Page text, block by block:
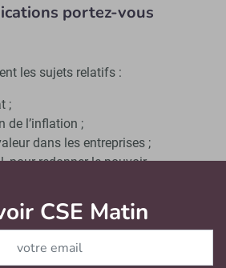
portez-vous
les sujets relatifs :
;
de l’inflation ;
dans les entreprises ;
pour redonner le pouvoir
concernent, notamment les
de vie au travail, la
CSE Matin